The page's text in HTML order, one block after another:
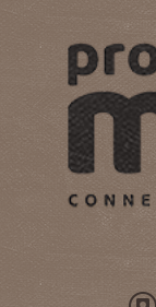
Εκκλησία